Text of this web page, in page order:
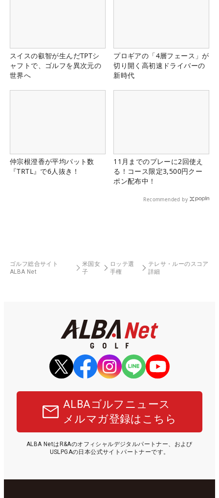
スイスの叡智が生んだTPTシ
ャフトで、ゴルフを異次元の
世界へ
プロギアの「4層フェース」が
切り開く高初速ドライバーの
新時代
仲宗根澄香が平均パット数
『TRTL』で6人抜き！
11月までのプレーに2回使え
る！コース限定3,500円クー
ポン配布中！
Recommended by
ゴルフ総合サイト
ALBA Net
米国女
子
ロッテ選
手権
テレサ・ルーのスコア
詳細
ALBAゴルフニュース
メルマガ登録はこちら
ALBA NetはR&Aのオフィシャルデジタルパートナー、および
USLPGAの日本公式サイトパートナーです。